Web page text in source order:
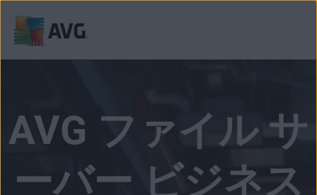
ツ
に
AVG ファイル サ
ーバー ビジネス